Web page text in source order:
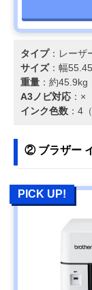
タイプ：レーザ
サイズ：幅
重量 ：約45.9kg
A3ノビ対応 ：×
インク色数 ：4
② ブラザー
PICK UP!